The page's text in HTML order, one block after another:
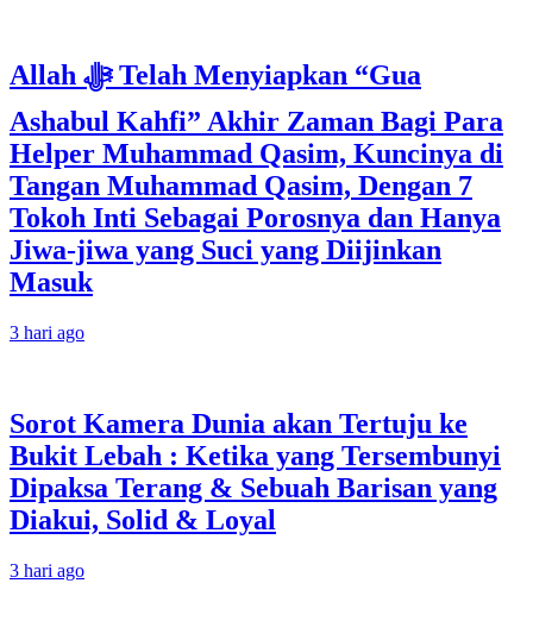
Allah ﷻ Telah Menyiapkan “Gua
Ashabul Kahfi” Akhir Zaman Bagi Para
Helper Muhammad Qasim, Kuncinya di
Tangan Muhammad Qasim, Dengan 7
Tokoh Inti Sebagai Porosnya dan Hanya
Jiwa-jiwa yang Suci yang Diijinkan
Masuk
3 hari ago
Sorot Kamera Dunia akan Tertuju ke
Bukit Lebah : Ketika yang Tersembunyi
Dipaksa Terang & Sebuah Barisan yang
Diakui, Solid & Loyal
3 hari ago